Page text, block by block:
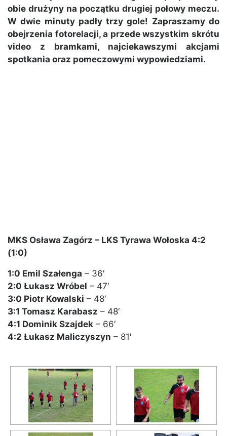
obie drużyny na początku drugiej połowy meczu.
W dwie minuty padły trzy gole! Zapraszamy do
obejrzenia fotorelacji, a przede wszystkim skrótu
video z bramkami, najciekawszymi akcjami
spotkania oraz pomeczowymi wypowiedziami.
MKS Osława Zagórz – LKS Tyrawa Wołoska 4:2
(1:0)
1:0 Emil Szałenga – 36′
2:0 Łukasz Wróbel – 47′
3:0 Piotr Kowalski – 48′
3:1 Tomasz Karabasz – 48′
4:1 Dominik Szajdek – 66′
4:2 Łukasz Maliczyszyn – 81′